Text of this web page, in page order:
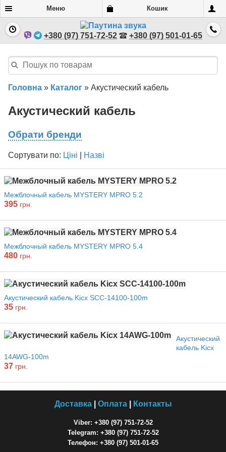
Меню Кошик
+380 (97) 751-72-52 +380 (97) 501-01-65
Головна » Каталог » Акустический кабель
Акустический кабель
Обрати бренди
Сортувати по: Ціні Назві
Межблочный кабель MYSTERY MPRO 5.2
395 грн.
Межблочный кабель MYSTERY MPRO 5.4
480 грн.
Акустический кабель Kicx SCC-14100-100m
35 грн.
Акустический
кабель Kicx
14AWG-100m
37 грн.
Доставка| Оплата| Контакты
Viber: +380 (97) 751-72-52
Telegram: +380 (97) 751-72-52
Телефон: +380 (97) 501-01-65